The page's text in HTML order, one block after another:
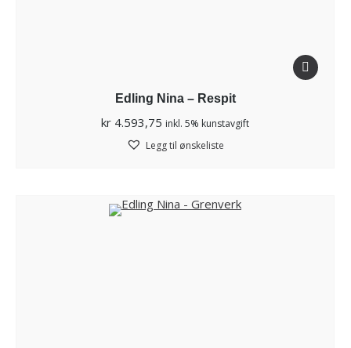
Edling Nina – Respit
kr 4.593,75 inkl. 5% kunstavgift
Legg til ønskeliste